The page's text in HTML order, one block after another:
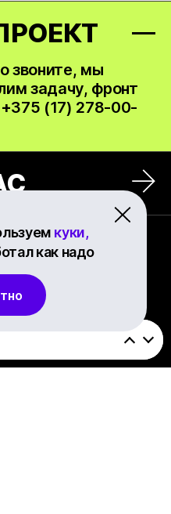
звоните, мы
задачу, фронт
(17) 278-00-
Uzbekistan,
куки,
как надо